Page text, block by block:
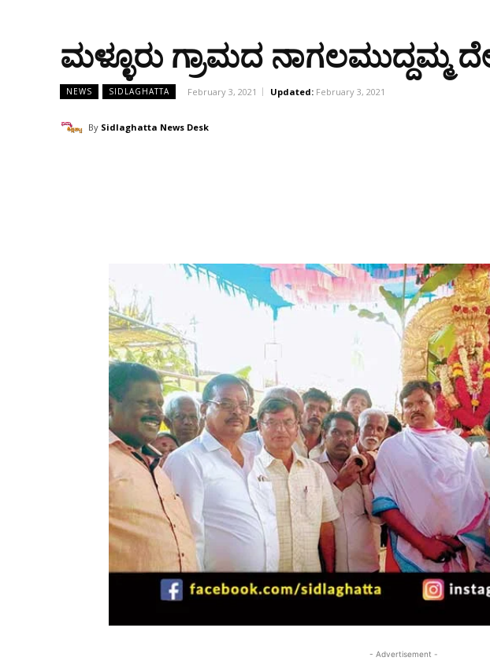
ಮಳ್ಳೂರು ಗ್ರಾಮದ ನಾಗಲಮುದ್ದಮ್ಮ
NEWS SIDLAGHATTA February 3, 2021 Updated: February 3, 2021
By Sidlaghatta News Desk
- Advertisement -